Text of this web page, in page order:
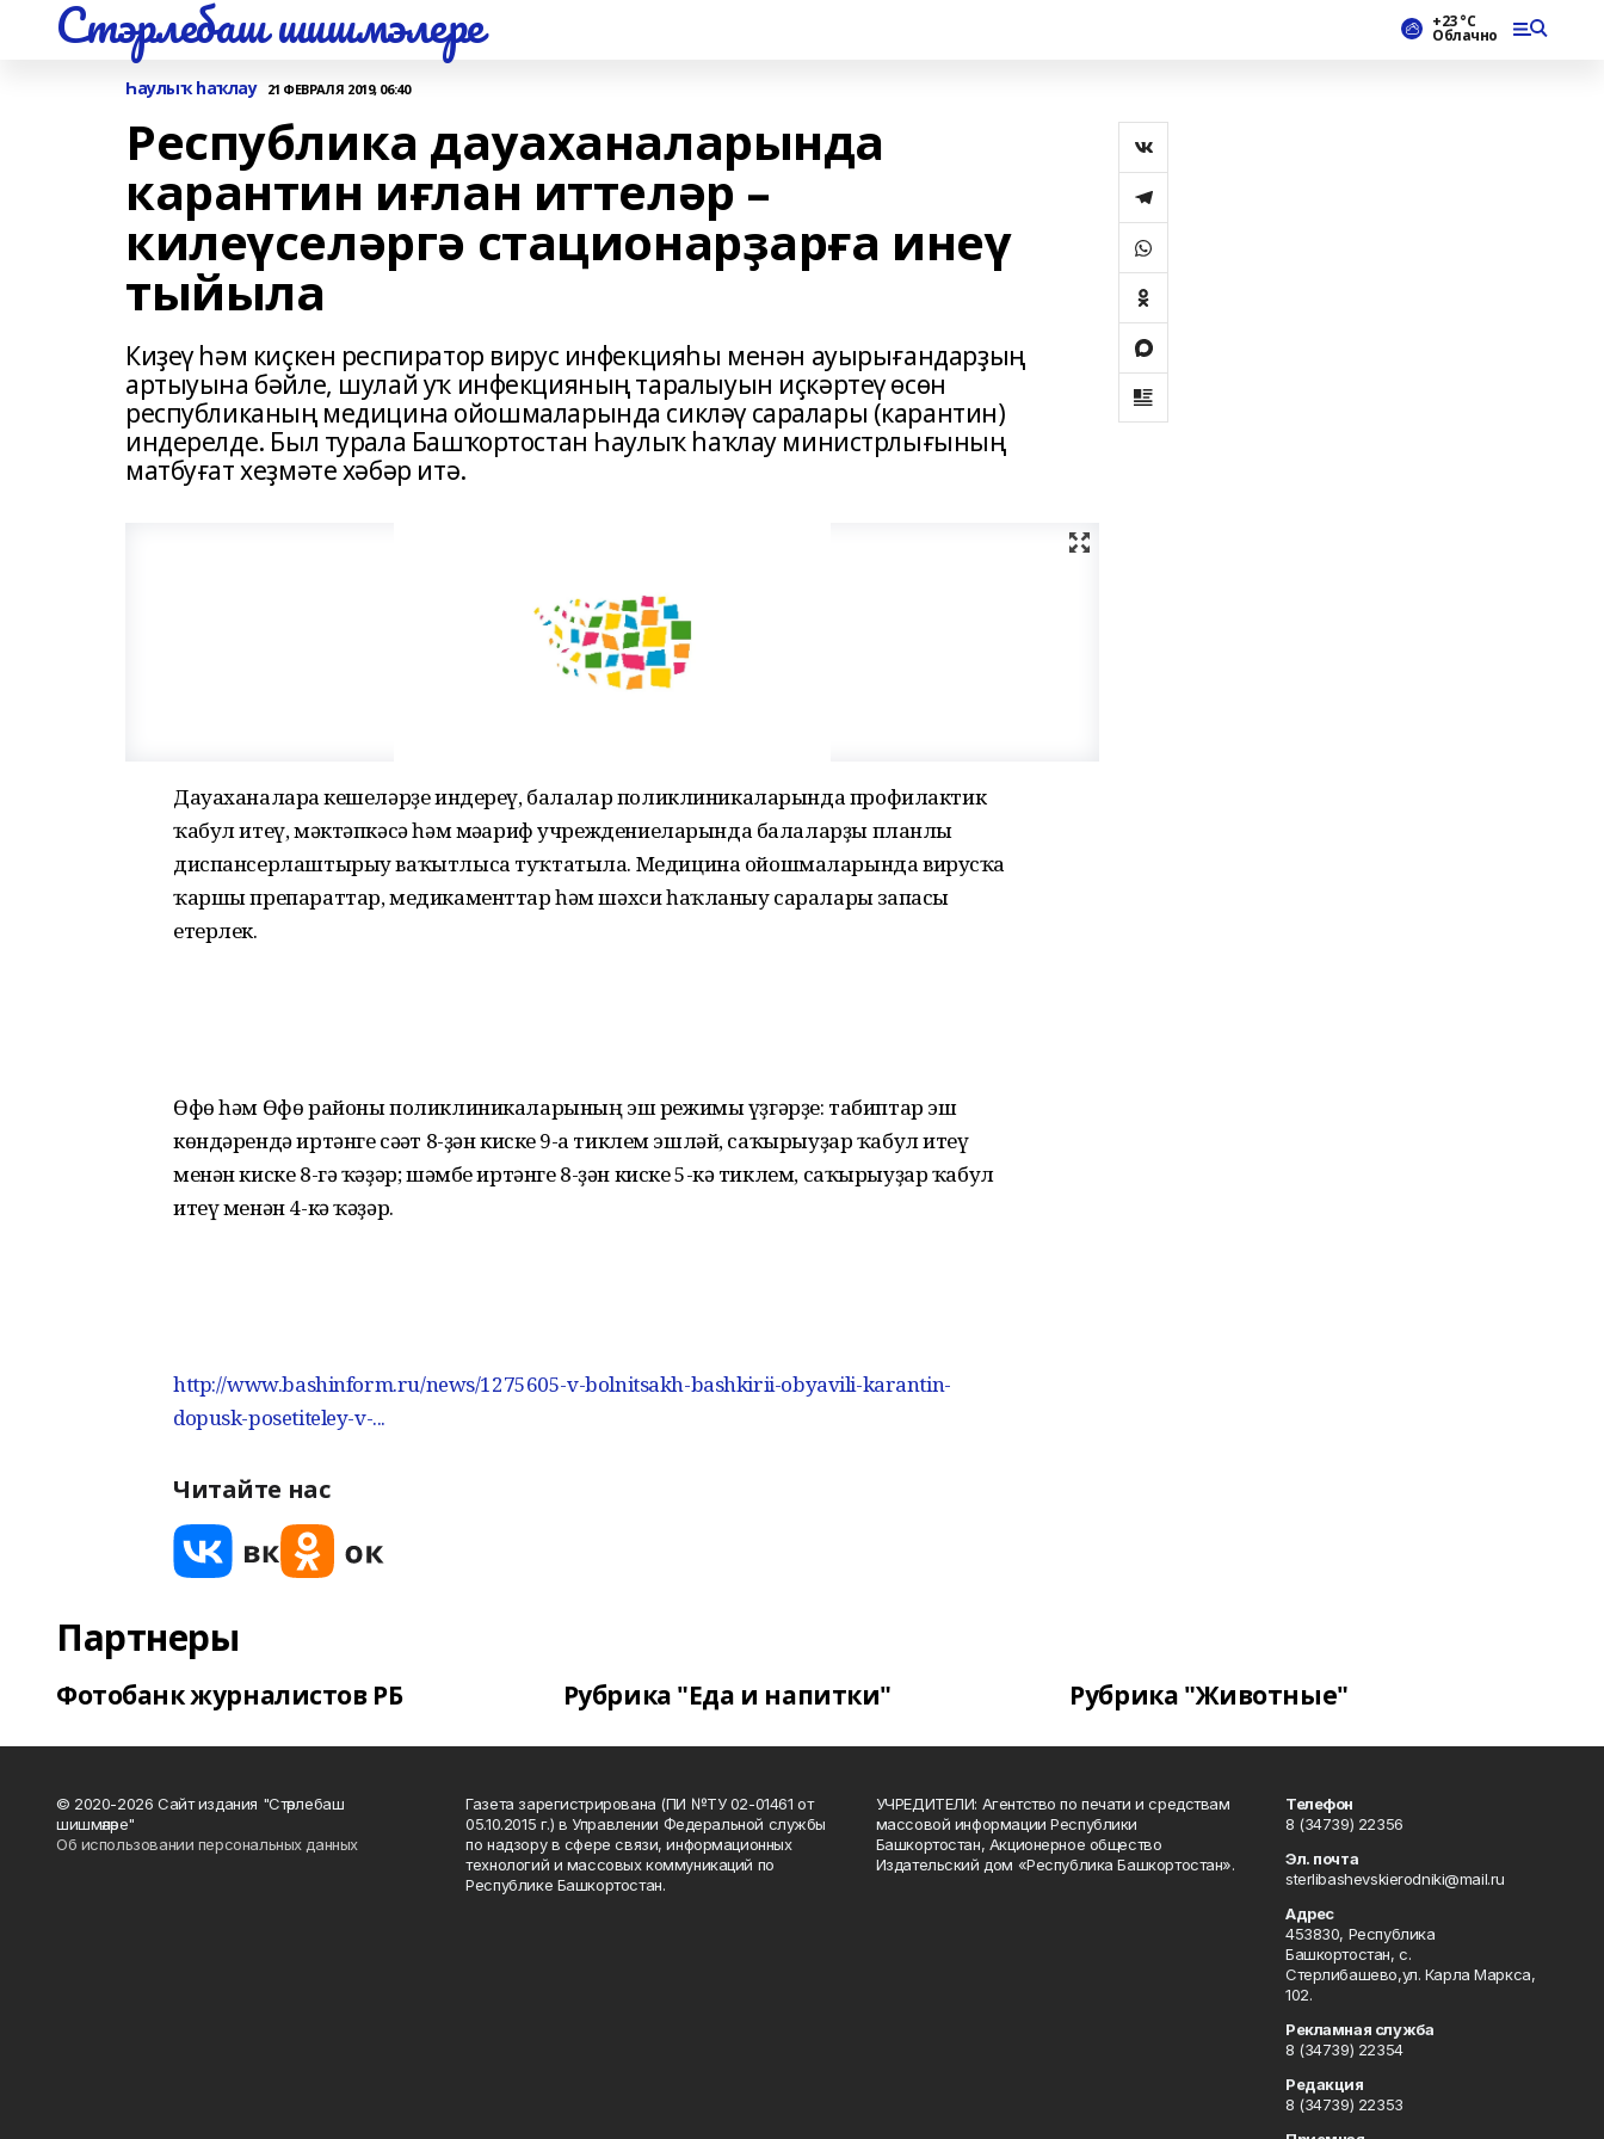
Стэрлебаш шишмэлере +23 °С
Облачно
Һаулыҡ һаҡлау 21 ФЕВРАЛЯ 2019, 06:40
Республика дауаханаларында
карантин иғлан иттеләр –
килеүселәргә стационарҙарға инеү
тыйыла
Киҙеү һәм киҫкен респиратор вирус инфекцияһы менән ауырығандарҙың
артыуына бәйле, шулай уҡ инфекцияның таралыуын иҫкәртеү өсөн
республиканың медицина ойошмаларында сикләү саралары (карантин)
индерелде. Был турала Башҡортостан Һаулыҡ һаҡлау министрлығының
матбуғат хеҙмәте хәбәр итә.
Дауаханаларға кешеләрҙе индереү, балалар поликлиникаларында профилактик
ҡабул итеү, мәктәпкәсә һәм мәғариф учреждениеларында балаларҙы планлы
диспансерлаштырыу ваҡытлыса туҡтатыла. Медицина ойошмаларында вирусҡа
ҡаршы препараттар, медикаменттар һәм шәхси һаҡланыу саралары запасы
етерлек.
Өфө һәм Өфө районы поликлиникаларының эш режимы үҙгәрҙе: табиптар эш
көндәрендә иртәнге сәғәт 8-ҙән киске 9-ға тиклем эшләй, саҡырыуҙар ҡабул итеү
менән киске 8-гә ҡәҙәр; шәмбе иртәнге 8-ҙән киске 5-кә тиклем, саҡырыуҙар ҡабул
итеү менән 4-кә ҡәҙәр.
http://www.bashinform.ru/news/1275605-v-bolnitsakh-bashkirii-obyavili-karantin-
dopusk-posetiteley-v-...
Читайте нас
Партнеры
Фотобанк журналистов РБ Рубрика "Еда и напитки" Рубрика "Животные"
© 2020-2026 Сайт издания "Стәрлебаш
шишмәләре"
Об использовании персональных данных
Газета зарегистрирована (ПИ №ТУ 02-01461 от
05.10.2015 г.) в Управлении Федеральной службы
по надзору в сфере связи, информационных
технологий и массовых коммуникаций по
Республике Башкортостан.
УЧРЕДИТЕЛИ: Агентство по печати и средствам
массовой информации Республики
Башкортостан, Акционерное общество
Издательский дом «Республика Башкортостан».
Телефон
8 (34739) 22356
Эл. почта
sterlibashevskierodniki@mail.ru
Адрес
453830, Республика
Башкортостан, c.
Стерлибашево,ул. Карла Маркса,
102.
Рекламная служба
8 (34739) 22354
Редакция
8 (34739) 22353